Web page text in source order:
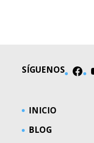
SÍGUENOS
INICIO
BLOG